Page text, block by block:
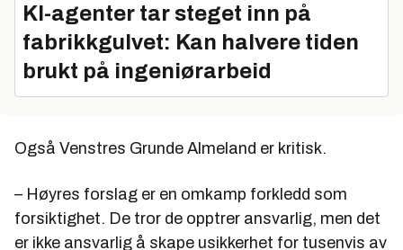
KI-agenter tar steget inn på
fabrikkgulvet: Kan halvere tiden
brukt på ingeniørarbeid
Også Venstres Grunde Almeland er kritisk.
– Høyres forslag er en omkamp forkledd som
forsiktighet. De tror de opptrer ansvarlig, men det
er ikke ansvarlig å skape usikkerhet for tusenvis av